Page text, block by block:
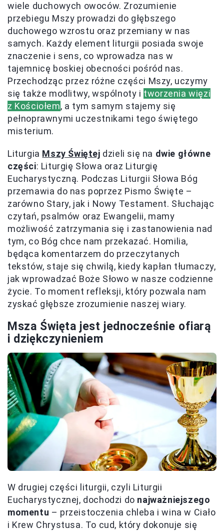
wiele duchowych owoców. Zrozumienie
przebiegu Mszy prowadzi do głębszego
duchowego wzrostu oraz przemiany w nas
samych. Każdy element liturgii posiada swoje
znaczenie i sens, co wprowadza nas w
tajemnicę boskiej obecności pośród nas.
Przechodząc przez różne części Mszy, uczymy
się także modlitwy, wspólnoty i tworzenia więzi
z Kościołem, a tym samym stajemy się
pełnoprawnymi uczestnikami tego świętego
misterium.
Liturgia Mszy Świętej dzieli się na dwie główne
części: Liturgię Słowa oraz Liturgię
Eucharystyczną. Podczas Liturgii Słowa Bóg
przemawia do nas poprzez Pismo Święte –
zarówno Stary, jak i Nowy Testament. Słuchając
czytań, psalmów oraz Ewangelii, mamy
możliwość zatrzymania się i zastanowienia nad
tym, co Bóg chce nam przekazać. Homilia,
będąca komentarzem do przeczytanych
tekstów, staje się chwilą, kiedy kapłan tłumaczy,
jak wprowadzać Boże Słowo w nasze codzienne
życie. To moment refleksji, który pozwala nam
zyskać głębsze zrozumienie naszej wiary.
Msza Święta jest jednocześnie ofiarą
i dziękczynieniem
W drugiej części liturgii, czyli Liturgii
Eucharystycznej, dochodzi do najważniejszego
momentu – przeistoczenia chleba i wina w Ciało
i Krew Chrystusa. To cud, który dokonuje się